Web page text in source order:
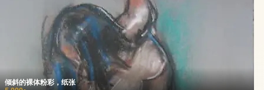
倾斜的裸体粉彩，纸张